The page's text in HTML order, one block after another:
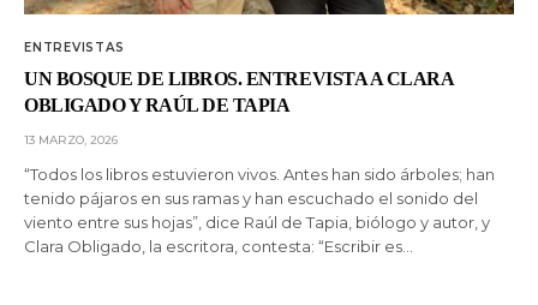
ENTREVISTAS
UN BOSQUE DE LIBROS. ENTREVISTA A CLARA
OBLIGADO Y RAÚL DE TAPIA
13 MARZO, 2026
“Todos los libros estuvieron vivos. Antes han sido árboles; han
tenido pájaros en sus ramas y han escuchado el sonido del
viento entre sus hojas”, dice Raúl de Tapia, biólogo y autor, y
Clara Obligado, la escritora, contesta: “Escribir es…